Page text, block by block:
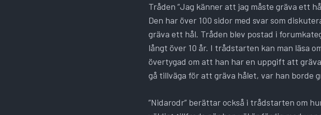
Tråden ”Jag känner att jag måste gräva ett
Den har över 100 sidor med svar som
gräva ett hål. Tråden blev postad i
långt över 10 år. I trådstarten kan man läsa
övertygad om att han har en uppgift att
gå tillväga för att gräva hålet, var han borde
”Nidarodr” berättar också i trådstarten om